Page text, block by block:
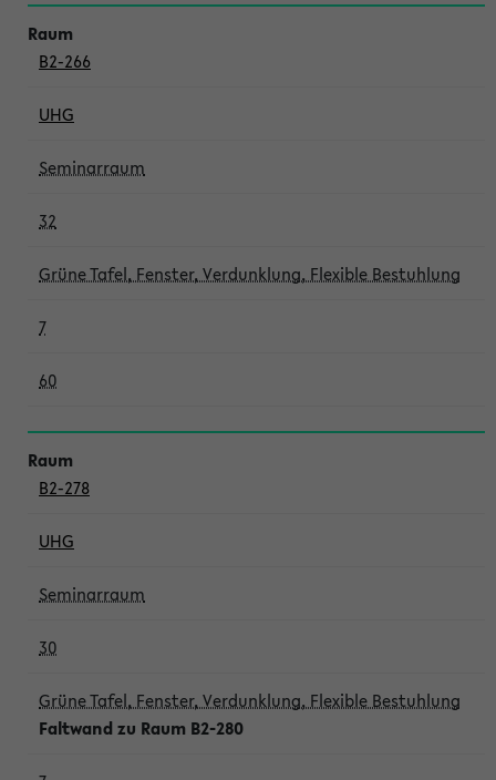
B2-266
UHG
Seminarraum
32
Grüne Tafel, Fenster, Verdunklung, Flexible Bestuhlung
7
60
B2-278
UHG
Seminarraum
30
Grüne Tafel, Fenster, Verdunklung, Flexible Bestuhlung
Faltwand zu Raum B2-280